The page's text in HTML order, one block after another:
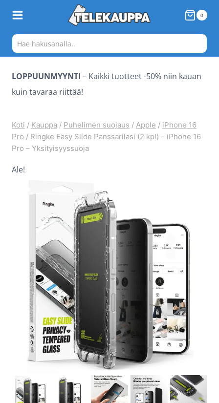
sisältöön
0
LOPPUUNMYYNTI – Kaikki tuotteet -50% niin kauan
kuin tavaraa riittää!
Koti / Kauppa / Puhelimen suojaus / Apple / iPhone 16
Pro / Ringke Easy Slide Panssarilasi (2 kpl) – iPhone 16
Pro – Yksityisyyssuoja
Ale!